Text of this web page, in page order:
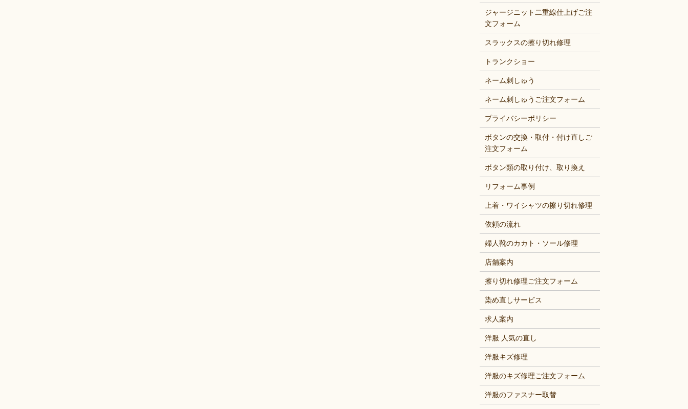
ジャージニット二重線仕上げご注
文フォーム
スラックスの擦り切れ修理
トランクショー
ネーム刺しゅう
ネーム刺しゅうご注文フォーム
プライバシーポリシー
ボタンの交換・取付・付け直しご
注文フォーム
ボタン類の取り付け、取り換え
リフォーム事例
上着・ワイシャツの擦り切れ修理
依頼の流れ
婦人靴のカカト・ソール修理
店舗案内
擦り切れ修理ご注文フォーム
染め直しサービス
求人案内
洋服 人気の直し
洋服キズ修理
洋服のキズ修理ご注文フォーム
洋服のファスナー取替